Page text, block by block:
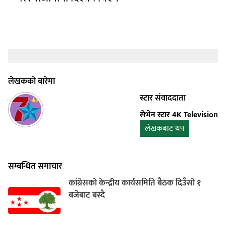
लेखकको बारेमा
स्टार संवाददाता
सेभेन स्टार 4K Television
लेखकबाट थप
सम्बन्धित समाचार
कांग्रेसको केन्द्रीय कार्यसमिति बैठक दिउँसो १
बजेबाट बस्दै